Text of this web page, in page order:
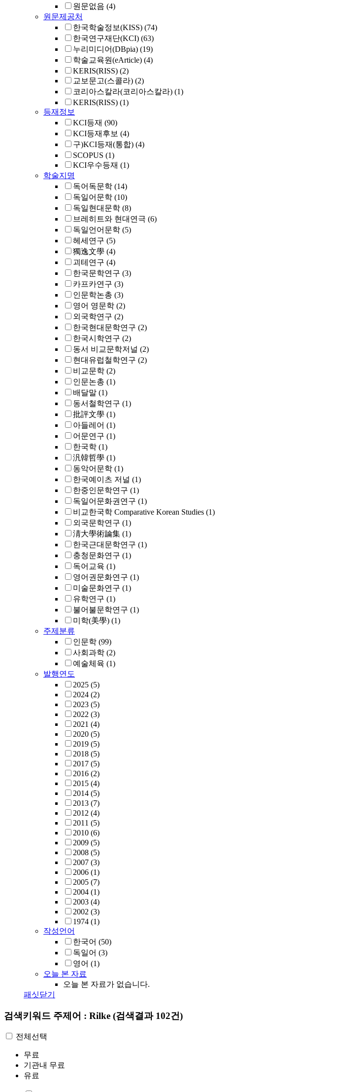
원문없음 (4)
원문제공처
한국학술정보(KISS) (74)
한국연구재단(KCI) (63)
누리미디어(DBpia) (19)
학술교육원(eArticle) (4)
KERIS(RISS) (2)
교보문고(스콜라) (2)
코리아스칼라(코리아스칼라) (1)
KERIS(RISS) (1)
등재정보
KCI등재 (90)
KCI등재후보 (4)
구)KCI등재(통합) (4)
SCOPUS (1)
KCI우수등재 (1)
학술지명
독어독문학 (14)
독일어문학 (10)
독일현대문학 (8)
브레히트와 현대연극 (6)
독일언어문학 (5)
헤세연구 (5)
獨逸文學 (4)
괴테연구 (4)
한국문학연구 (3)
카프카연구 (3)
인문학논총 (3)
영어 영문학 (2)
외국학연구 (2)
한국현대문학연구 (2)
한국시학연구 (2)
동서 비교문학저널 (2)
현대유럽철학연구 (2)
비교문학 (2)
인문논총 (1)
배달말 (1)
동서철학연구 (1)
批評文學 (1)
아들레어 (1)
어문연구 (1)
한국학 (1)
汎韓哲學 (1)
동악어문학 (1)
한국예이츠 저널 (1)
한중인문학연구 (1)
독일어문화권연구 (1)
비교한국학 Comparative Korean Studies (1)
외국문학연구 (1)
淸大學術論集 (1)
한국근대문학연구 (1)
충청문화연구 (1)
독어교육 (1)
영어권문화연구 (1)
미술문화연구 (1)
유학연구 (1)
불어불문학연구 (1)
미학(美學) (1)
주제분류
인문학 (99)
사회과학 (2)
예술체육 (1)
발행연도
2025 (5)
2024 (2)
2023 (5)
2022 (3)
2021 (4)
2020 (5)
2019 (5)
2018 (5)
2017 (5)
2016 (2)
2015 (4)
2014 (5)
2013 (7)
2012 (4)
2011 (5)
2010 (6)
2009 (5)
2008 (5)
2007 (3)
2006 (1)
2005 (7)
2004 (1)
2003 (4)
2002 (3)
1974 (1)
작성언어
한국어 (50)
독일어 (3)
영어 (1)
오늘 본 자료
오늘 본 자료가 없습니다.
패싯닫기
검색키워드 주제어 : Rilke (검색결과 102건)
전체선택
무료
기관내 무료
유료